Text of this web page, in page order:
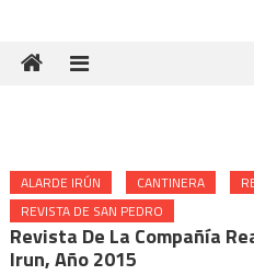
ALARDE IRÚN CANTINERA
REVISTA DE SAN PEDRO
Revista De La Compañía
Irun, Año 2015